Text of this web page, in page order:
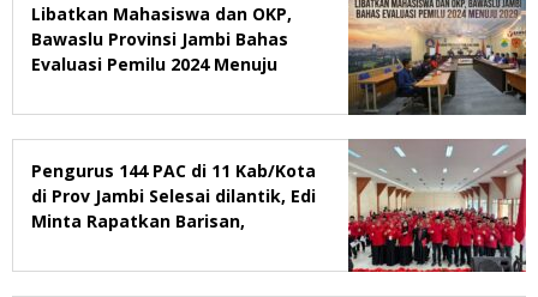
Libatkan Mahasiswa dan OKP,
Bawaslu Provinsi Jambi Bahas
Evaluasi Pemilu 2024 Menuju
Pengurus 144 PAC di 11 Kab/Kota
di Prov Jambi Selesai dilantik, Edi
Minta Rapatkan Barisan,